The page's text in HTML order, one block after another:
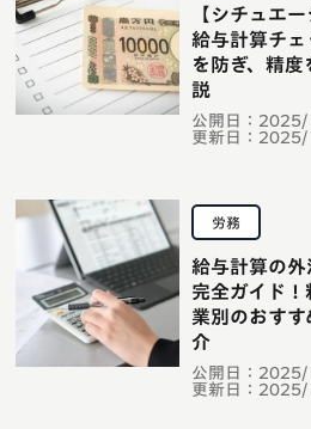
公開日： 2025/
更新日： 2025/
【シチュエ
給与計算チェ
を防ぎ、精
説
労務
公開日：
更新日：
給与計算の外
完全ガイド
業別のおす
介